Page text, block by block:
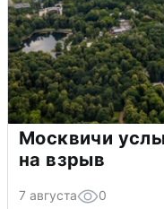
Москвичи
на взрыв
7 августа 0